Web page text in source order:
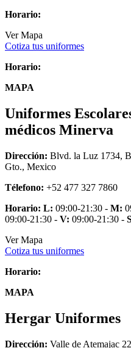
Horario:
Ver Mapa
Cotiza tus uniformes
Horario:
MAPA
Uniformes
médicos Minerva
Dirección: Blvd. la Luz 1734,
Gto., Mexico
Télefono: +52 477 327 7860
Horario: L: 09:00-21:30 - M:
09:00-21:30 - V: 09:00-21:30 -
Ver Mapa
Cotiza tus uniformes
Horario:
MAPA
Hergar Uniformes
Dirección: Valle de Atemajac